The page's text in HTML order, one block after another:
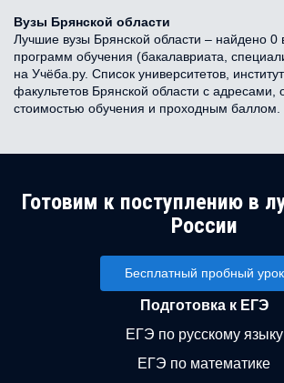
Вузы Брянской области
Лучшие вузы Брянской области – найдено 0
программ обучения (бакалавриата,
на Учёба.ру. Список университетов,
факультетов Брянской области с адресами,
стоимостью обучения и проходным баллом.
Готовим к поступлению в
России
Бесплатный пробный урок
Подготовка к ЕГЭ
ЕГЭ по русскому языку
ЕГЭ по математике